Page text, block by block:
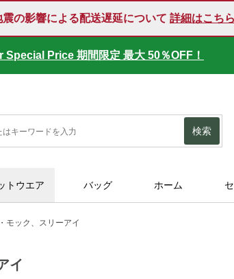
の影響による配送遅延について 詳細はこちら
Special Price 期間限定 最大 50％OFF！
検索
トウエア バッグ ホーム
モック、スリーアイ
イ